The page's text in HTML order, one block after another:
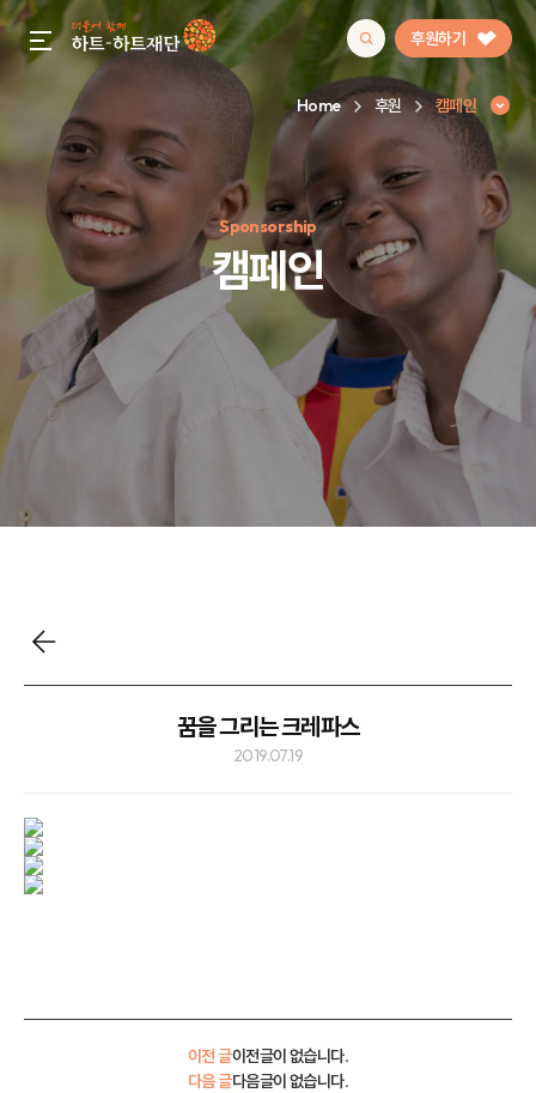
gnb menu open 후원하기
인기 키워드
#정기후원#하트플레이스#캠페인 #팬덤후원
Home 후원 캠페인
Sponsorship
캠페인
꿈을 그리는 크레파스
2019.07.19
이전 글이전글이 없습니다.
다음글이 없습니다.
다음 글